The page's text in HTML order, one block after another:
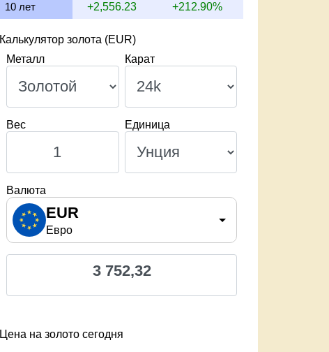
10 лет +2,556.23 +212.90%
Калькулятор золота (EUR)
Металл
Карат
Вес Единица
Валюта
EUR
Евро
3 752,32
Цена на золото сегодня